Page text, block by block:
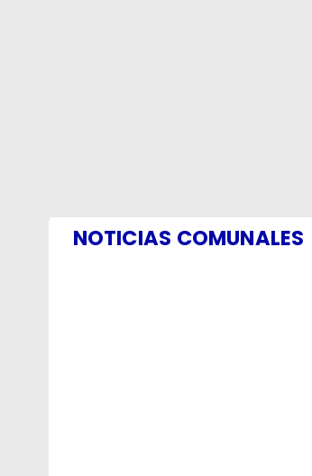
NOTICIAS COMUNALES